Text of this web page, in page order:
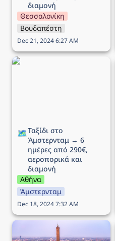
διαμονή
Θεσσαλονίκη
Βουδαπέστη
Dec 21, 2024 6:27 AM
Ταξίδι στο Άμστερνταμ →
🗺️Ταξίδι στο
Άμστερνταμ → 6
ημέρες από 290€,
αεροπορικά και
διαμονή
Αθήνα
Άμστερνταμ
Dec 18, 2024 7:32 AM
Ταξίδι στην Μπολόνια →
5 ημέρες από 212€,